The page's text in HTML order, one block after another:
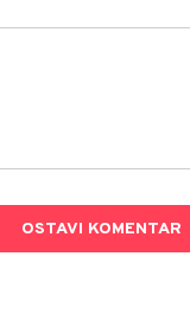
OSTAVI KOMENTAR